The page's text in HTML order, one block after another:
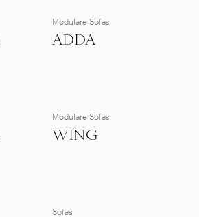
Modulare Sofas
ADDA
Modulare Sofas
WING
Sofas